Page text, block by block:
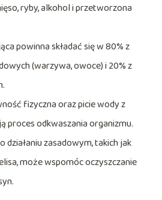
ryby, alkohol i przetworzona
powinna składać się w 80% z
(warzywa, owoce) i 20% z
fizyczna oraz picie wody z
proces odkwaszania organizmu.
działaniu zasadowym, takich jak
może wspomóc oczyszczanie